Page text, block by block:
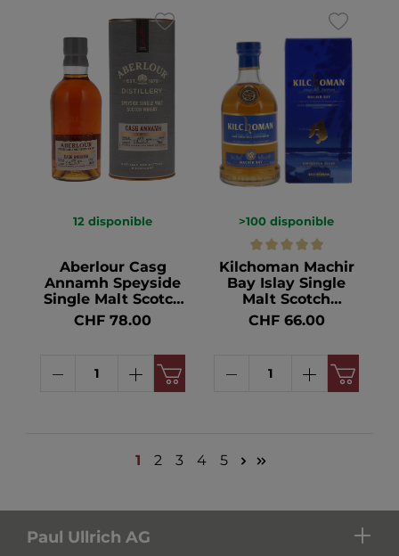
12 disponible
Aberlour Casg
Annamh Speyside
Single Malt Scotch
Whisky 48° 70cl
CHF 78.00
>100 disponible
Kilchoman Machir
Bay Islay Single
Malt Scotch
Whisky 46° 70cl
CHF 66.00
1 2 3 4 5
Paul Ullrich AG